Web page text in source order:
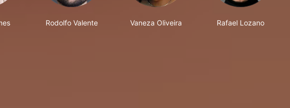
Rodolfo Valente Vaneza Oliveira Rafael Lozano